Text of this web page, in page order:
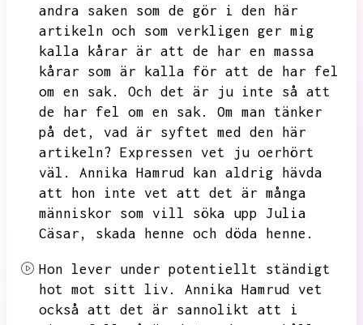
andra saken som de gör i den här
artikeln och som verkligen ger mig
kalla kårar är att de har en massa
kårar som är kalla för att de har fel
om en sak.
Och det är ju inte så att
de har fel om en sak.
Om man tänker
på det,
vad är syftet med den här
artikeln? Expressen vet ju oerhört
väl.
Annika Hamrud kan aldrig hävda
att hon inte vet att det är många
människor som vill söka upp Julia
Cäsar,
skada henne och döda henne.
Hon lever under potentiellt ständigt
hot mot sitt liv.
Annika Hamrud vet
också att det är sannolikt att i